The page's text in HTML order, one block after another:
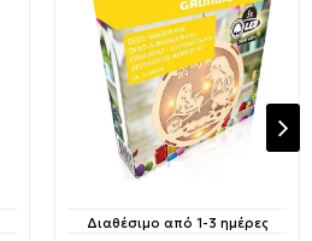
Διαθέσιμο από 1-3 ημέρες